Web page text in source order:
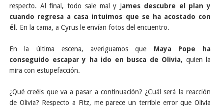
respecto. Al final, todo sale mal y James descubre el plan y
cuando regresa a casa intuimos que se ha acostado con
él . En la cama, a Cyrus le envían fotos del encuentro.
En la última escena, averiguamos que Maya Pope ha
conseguido escapar y ha ido en busca de Olivia, quien la
mira con estupefacción.
¿Qué creéis que va a pasar a continuación? ¿Cuál será la reacción
de Olivia? Respecto a Fitz, me parece un terrible error que Olivia